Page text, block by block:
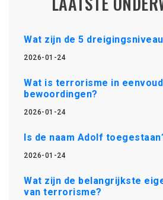
Wat zijn de 5
2026-01-24
Wat is terrorisme in
bewoordingen?
2026-01-24
Is de naam Adolf
2026-01-24
Wat zijn de belangrijkste
van terrorisme?